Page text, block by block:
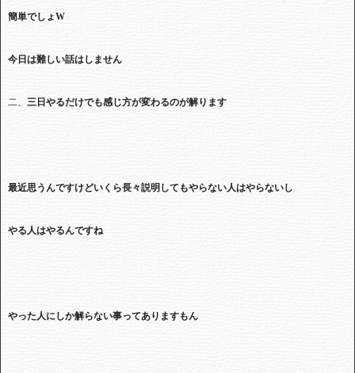
簡単でしょW
今日は難しい話はしません
二、 三日やるだけでも感じ方が変わるのが解ります
最近思うんですけどいくら長々説明してもやらない人はやらないし
やる人はやるんですね
やった人にしか解らない事ってありますもん